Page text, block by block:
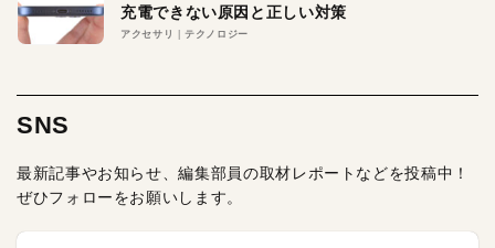
充電できない原因と正しい対策
アクセサリ テクノロジー
SNS
最新記事やお知らせ、編集部員の取材レポートなどを投稿中！
ぜひフォローをお願いします。